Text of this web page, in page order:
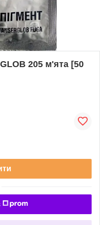
205 м'ята [50